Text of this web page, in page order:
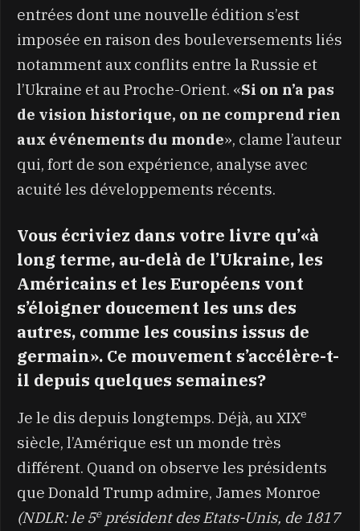
entrées dont une nouvelle édition s’est
imposée en raison des bouleversements liés
notamment aux conflits entre la Russie et
l’Ukraine et au Proche-Orient. «Si on n’a pas
de vision historique, on ne comprend rien
aux événements du monde», clame l’auteur
qui, fort de son expérience, analyse avec
acuité les développements récents.
Vous écriviez dans votre livre qu’«à
long terme, au-delà de l’Ukraine, les
Américains et les Européens vont
s’éloigner doucement les uns des
autres, comme les cousins issus de
germain». Ce mouvement s’accélère-t-
il depuis quelques semaines?
Je le dis depuis longtemps. Déjà, au XIXe
siècle, l’Amérique est un monde très
différent. Quand on observe les présidents
que Donald Trump admire, James Monroe
(NDLR: le 5eprésident des Etats-Unis, de 1817